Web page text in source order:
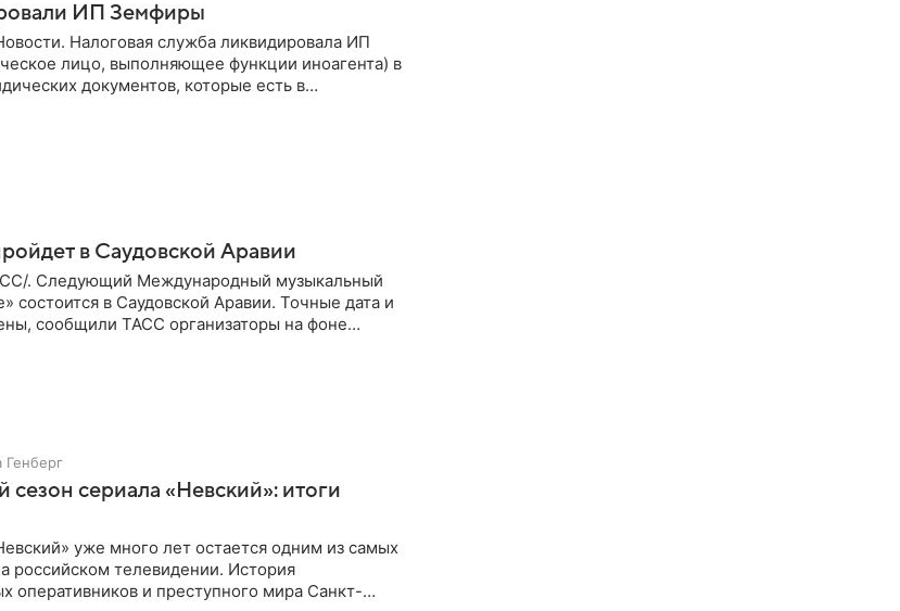
ИП Земфиры
Налоговая служба ликвидировала ИП
лицо, выполняющее функции иноагента) в
документов, которые есть в
в Саудовской Аравии
. Следующий Международный музыкальный
состоится в Саудовской Аравии. Точные дата и
сообщили ТАСС организаторы на фоне
Генберг
сезон сериала «Невский»: итоги
уже много лет остается одним из самых
российском телевидении. История
оперативников и преступного мира Санкт-